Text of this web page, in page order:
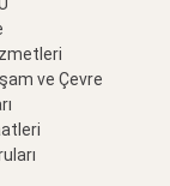
ve Çevre